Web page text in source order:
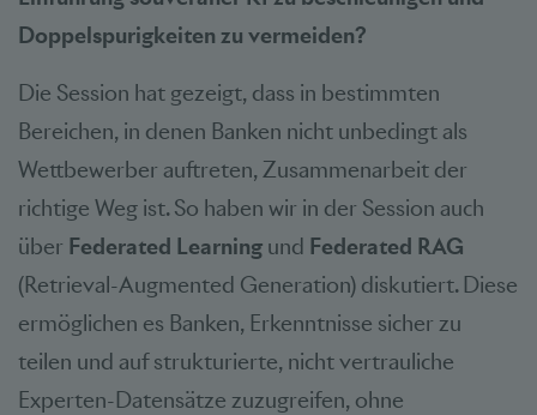
Doppelspurigkeiten zu vermeiden?
Die Session hat gezeigt, dass in bestimmten
Bereichen, in denen Banken nicht unbedingt als
Wettbewerber auftreten, Zusammenarbeit der
richtige Weg ist. So haben wir in der Session auch
über Federated Learning und Federated RAG
(Retrieval-Augmented Generation) diskutiert. Diese
ermöglichen es Banken, Erkenntnisse sicher zu
teilen und auf strukturierte, nicht vertrauliche
Experten-Datensätze zuzugreifen, ohne